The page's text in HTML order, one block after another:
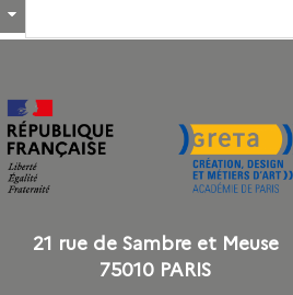
21 rue de Sambre et Meuse
75010 PARIS